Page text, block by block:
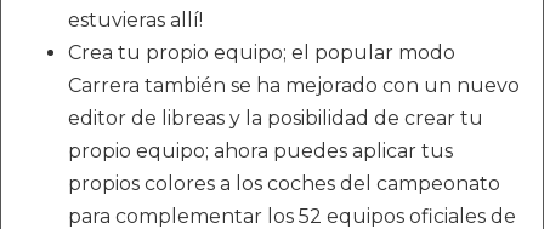
estuvieras allí!
Crea tu propio equipo; el popular modo
Carrera también se ha mejorado con un nuevo
editor de libreas y la posibilidad de crear tu
propio equipo; ahora puedes aplicar tus
propios colores a los coches del campeonato
para complementar los 52 equipos oficiales de